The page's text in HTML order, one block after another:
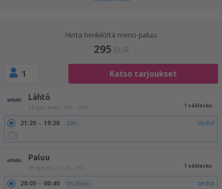
Hinta henkilöltä meno-paluu:
295 EUR
1 Katso tarjoukset
Lähtö
23 syys (kesk.) HEL - DUS 1 välilasku
21:20 19:20 23h tiedot
Paluu
29 syys (tiis.) DUS - HEL 1 välilasku
20:05 00:40 3h 35min tiedot